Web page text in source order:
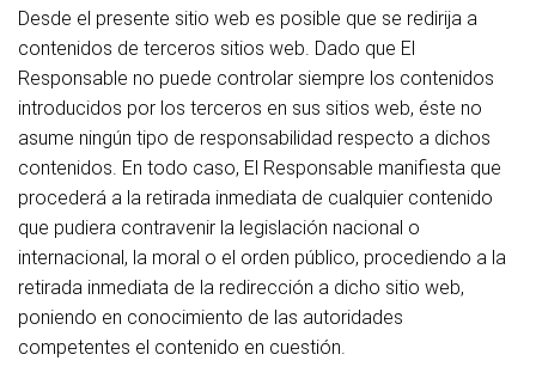
Desde el presente sitio web es posible que se redirija a
contenidos de terceros sitios web. Dado que El
Responsable no puede controlar siempre los contenidos
introducidos por los terceros en sus sitios web, éste no
asume ningún tipo de responsabilidad respecto a dichos
contenidos. En todo caso, El Responsable manifiesta que
procederá a la retirada inmediata de cualquier contenido
que pudiera contravenir la legislación nacional o
internacional, la moral o el orden público, procediendo a la
retirada inmediata de la redirección a dicho sitio web,
poniendo en conocimiento de las autoridades
competentes el contenido en cuestión.